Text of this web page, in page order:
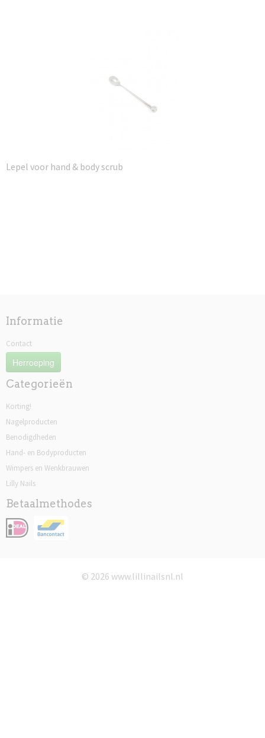
Lepel voor hand & body scrub
Informatie
Contact
Herroeping
Categorieën
Korting!
Nagelproducten
Benodigdheden
Hand- en Bodyproducten
Wimpers en Wenkbrauwen
Lilly Nails
Betaalmethodes
© 2026 www.lillinailsnl.nl